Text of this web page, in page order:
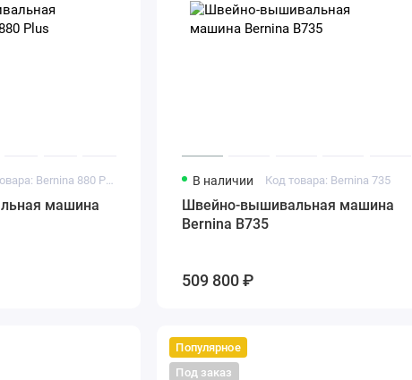
машина
В наличии Код товара: Bernina 735
Швейно-вышивальная машина
Bernina B735
509 800 ₽
Популярное
Под заказ